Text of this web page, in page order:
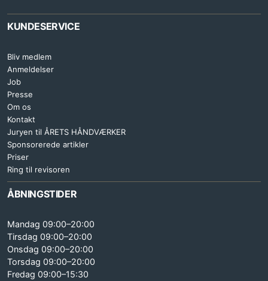
KUNDESERVICE
Bliv medlem
Anmeldelser
Job
Presse
Om os
Kontakt
Juryen til ÅRETS HÅNDVÆRKER
Sponsorerede artikler
Priser
Ring til revisoren
ÅBNINGSTIDER
Mandag 09:00–20:00
Tirsdag 09:00–20:00
Onsdag 09:00–20:00
Torsdag 09:00–20:00
Fredag 09:00–15:30